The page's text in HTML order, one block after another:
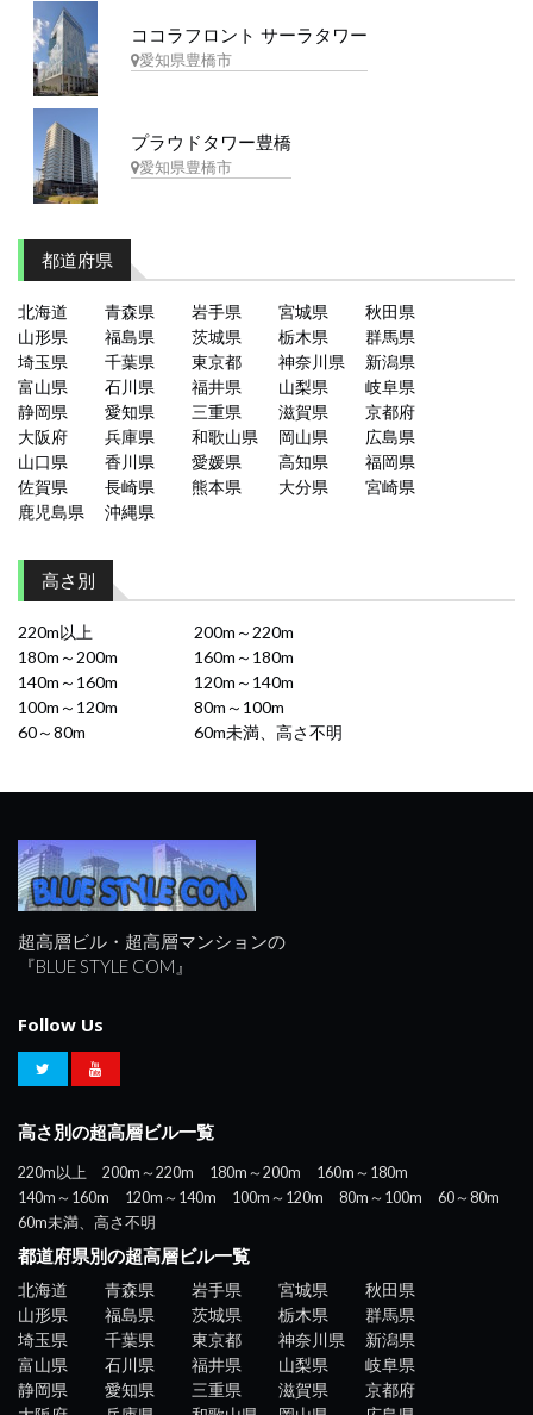
ココラフロント サーラタワー
愛知県豊橋市
プラウドタワー豊橋
愛知県豊橋市
都道府県
北海道 青森県 岩手県 宮城県
秋田県
山形県
福島県 茨城県 栃木県
群馬県
埼玉県
千葉県 東京都 神奈川県
新潟県
富山県
石川県 福井県 山梨県
岐阜県
静岡県
愛知県 三重県 滋賀県
京都府
大阪府
兵庫県 和歌山県 岡山県
広島県
山口県
香川県 愛媛県 高知県
福岡県
佐賀県
長崎県 熊本県 大分県
宮崎県
鹿児島県
沖縄県
高さ別
220m以上
200m～220m
180m～200m
160m～180m
140m～160m
120m～140m
100m～120m
80m～100m
60～80m
60m未満、高さ不明
超高層ビル・超高層マンションの
『BLUE STYLE COM』
Follow Us
高さ別の超高層ビル一覧
220m以上 200m～220m 180m～200m
160m～180m
140m～160m
120m～140m 100m～120m 80m～100m
60～80m
60m未満、高さ不明
都道府県別の超高層ビル一覧
北海道 青森県 岩手県 宮城県
秋田県
山形県
福島県 茨城県 栃木県
群馬県
埼玉県
千葉県 東京都 神奈川県
新潟県
富山県
石川県 福井県 山梨県
岐阜県
静岡県
愛知県 三重県 滋賀県
京都府